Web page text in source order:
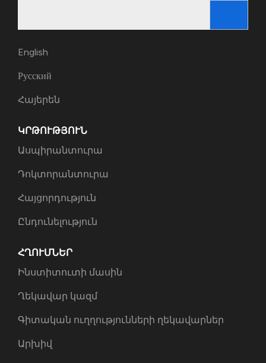
English
Русский
Հայերեն
ԿՐԹՈՒԹՅՈՒՆ
Ասպիրանտուրա
Դոկտորանտուրա
Հայցորդություն
Ընդունելություն
ՀՂՈՒՄՆԵՐ
Ինստիտուտի մասին
Ղեկավար կազմ
Գիտական ուղղությունների ղեկավարներ
Արխիվ